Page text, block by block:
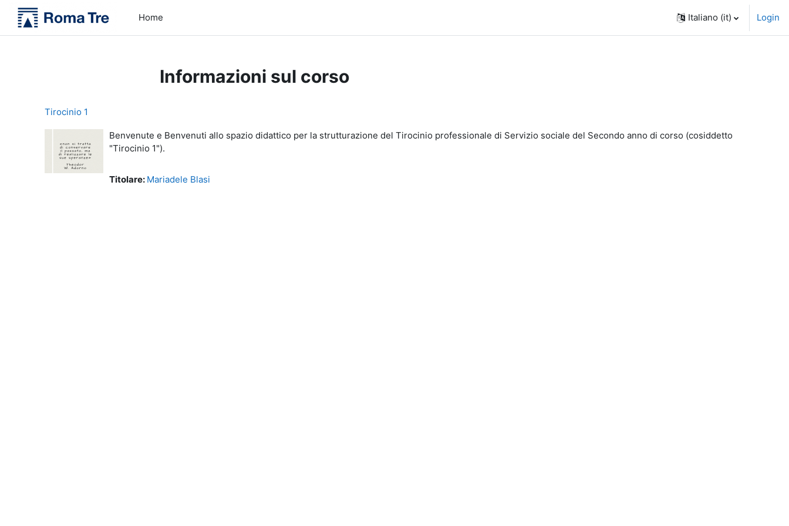
Vai al contenuto principale
Home
Italiano ‎(it)‎ Login
Informazioni sul corso
Tirocinio 1
Benvenute e Benvenuti allo spazio didattico per la strutturazione del Tirocinio professionale di Servizio sociale del Secondo anno di corso (cosiddetto
"Tirocinio 1").
Titolare: Mariadele Blasi